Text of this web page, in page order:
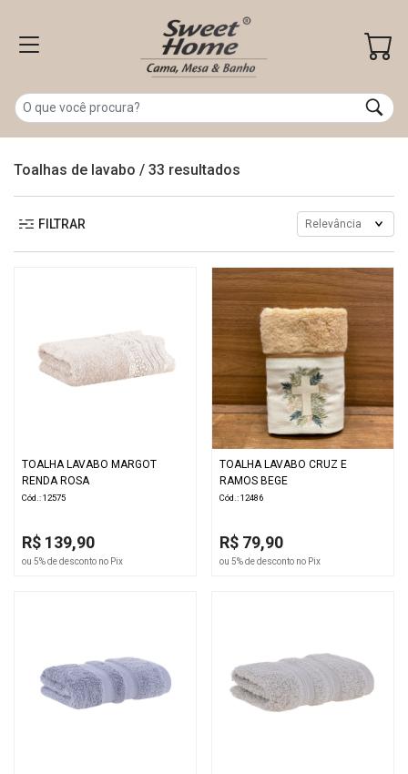
Toalhas de lavabo / 33 resultados
FILTRAR
TOALHA LAVABO MARGOT
RENDA ROSA
Cód.: 12575
R$ 139,90
ou 5% de desconto no Pix
TOALHA LAVABO CRUZ E
RAMOS BEGE
Cód.: 12486
R$ 79,90
ou 5% de desconto no Pix